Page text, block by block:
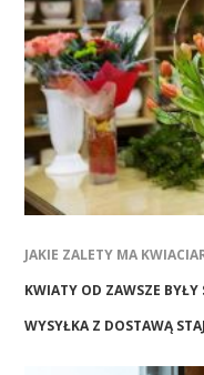
JAKIE ZALETY MA
KWIATY OD ZAWSZE BYŁY
WYSYŁKA Z DOSTAWĄ